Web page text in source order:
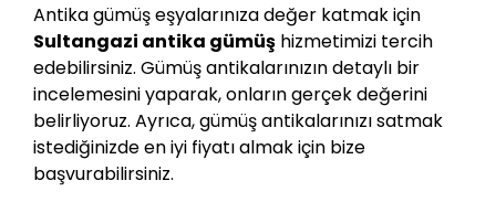
Antika gümüş eşyalarınıza değer katmak için
Sultangazi antika gümüş hizmetimizi tercih
edebilirsiniz. Gümüş antikalarınızın detaylı bir
incelemesini yaparak, onların gerçek değerini
belirliyoruz. Ayrıca, gümüş antikalarınızı satmak
istediğinizde en iyi fiyatı almak için bize
başvurabilirsiniz.